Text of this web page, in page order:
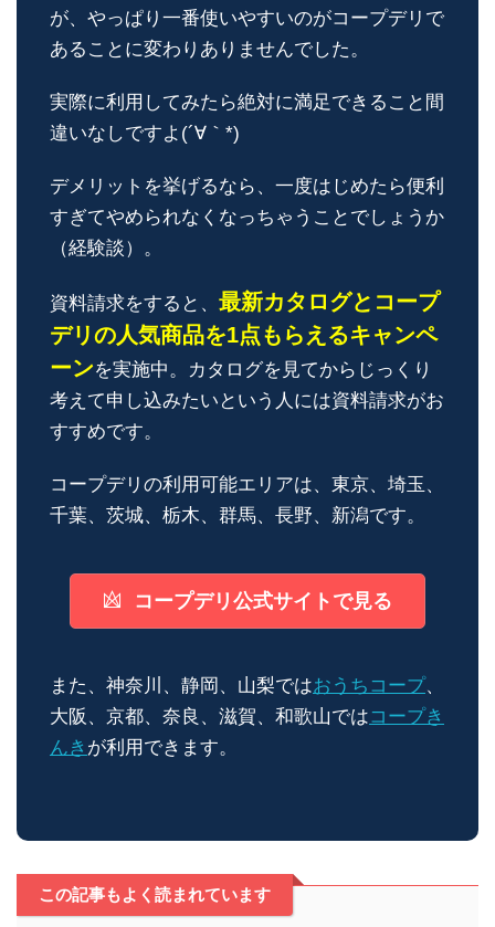
が、やっぱり一番使いやすいのがコープデリで
あることに変わりありませんでした。
実際に利用してみたら絶対に満足できること間
違いなしですよ(´∀｀*)
デメリットを挙げるなら、一度はじめたら便利
すぎてやめられなくなっちゃうことでしょうか
（経験談）。
資料請求をすると、 最新カタログとコープ
デリの人気商品を1点もらえるキャンペ
ーンを実施中。カタログを見てからじっくり
考えて申し込みたいという人には資料請求がお
すすめです。
コープデリの利用可能エリアは、東京、埼玉、
千葉、茨城、栃木、群馬、長野、新潟です。
コープデリ公式サイトで見る
また、神奈川、静岡、山梨ではおうちコープ、
大阪、京都、奈良、滋賀、和歌山ではコープき
んき が利用できます。
この記事もよく読まれています